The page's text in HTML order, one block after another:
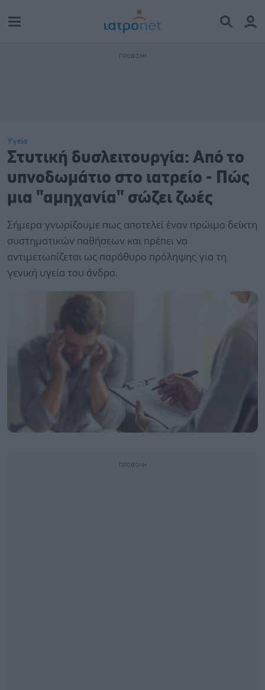
Υγεία
Στυτική δυσλειτουργία: Από το
υπνοδωμάτιο στο ιατρείο - Πώς
μια "αμηχανία" σώζει ζωές
Σήμερα γνωρίζουμε πως αποτελεί έναν πρώιμο δείκτη
συστηματικών παθήσεων και πρέπει να
αντιμετωπίζεται ως παράθυρο πρόληψης για τη
γενική υγεία του άνδρα.